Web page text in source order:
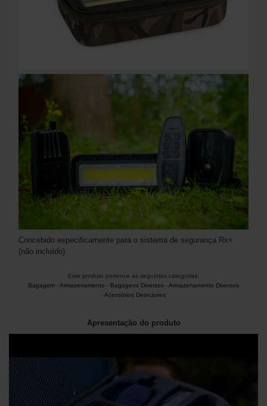
Concebido especificamente para o sistema de segurança Rx+
(não incluído)
Este produto pertence às seguintes categorias:
Bagagem -Armazenamento - Bagagens Diversos -Armazenamento Diversos
-Acessórios Detectores
Apresentação do produto